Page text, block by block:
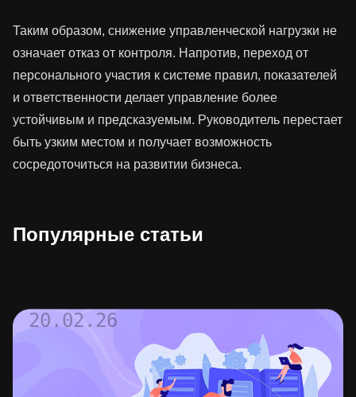
Таким образом, снижение управленческой нагрузки не
означает отказ от контроля. Напротив, переход от
персонального участия к системе правил, показателей
и ответственности делает управление более
устойчивым и предсказуемым. Руководитель перестает
быть узким местом и получает возможность
сосредоточиться на развитии бизнеса.
Популярные статьи
20.02.26